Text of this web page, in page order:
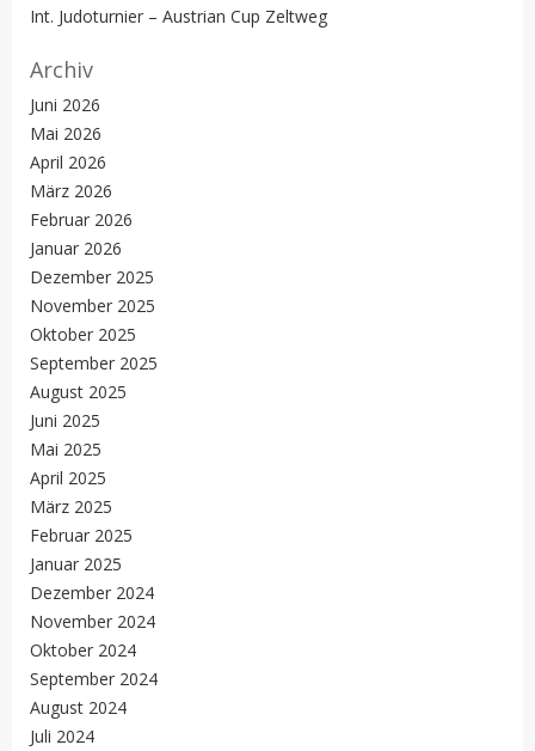
Int. Judoturnier – Austrian Cup Zeltweg
Archiv
Juni 2026
Mai 2026
April 2026
März 2026
Februar 2026
Januar 2026
Dezember 2025
November 2025
Oktober 2025
September 2025
August 2025
Juni 2025
Mai 2025
April 2025
März 2025
Februar 2025
Januar 2025
Dezember 2024
November 2024
Oktober 2024
September 2024
August 2024
Juli 2024